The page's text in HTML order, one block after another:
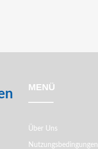
MENÜ
Über Uns
Nutzungsbedingungen